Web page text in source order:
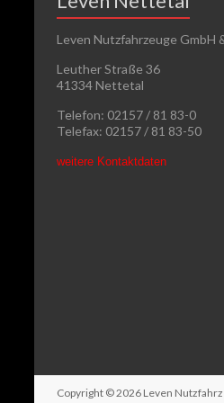
Leven Nutzfahrzeuge GmbH
Leuther Straße 36
41334 Nettetal
Telefon: 02157 / 81 83-0
Telefax: 02157 / 81 83-50
weitere Kontaktdaten
Copyright © 2026 Leven